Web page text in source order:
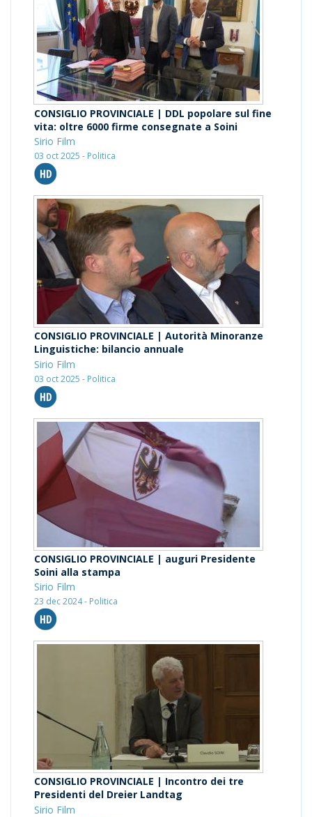
CONSIGLIO PROVINCIALE | DDL popolare sul fine
vita: oltre 6000 firme consegnate a Soini
Sirio Film
03 oct 2025 - Politica
CONSIGLIO PROVINCIALE | Autorità Minoranze
Linguistiche: bilancio annuale
Sirio Film
03 oct 2025 - Politica
CONSIGLIO PROVINCIALE | auguri Presidente
Soini alla stampa
Sirio Film
23 dec 2024 - Politica
CONSIGLIO PROVINCIALE | Incontro dei tre
Presidenti del Dreier Landtag
Sirio Film